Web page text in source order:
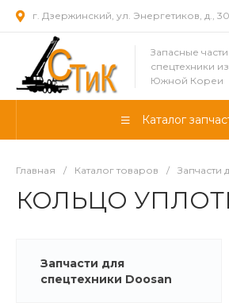
г. Дзержинский, ул. Энергетиков, д.,
Запасные
спецтехники из
Южной Кореи
Каталог
Главная / Каталог товаров / Запчасти
КОЛЬЦО
Запчасти для
спецтехники Doosan